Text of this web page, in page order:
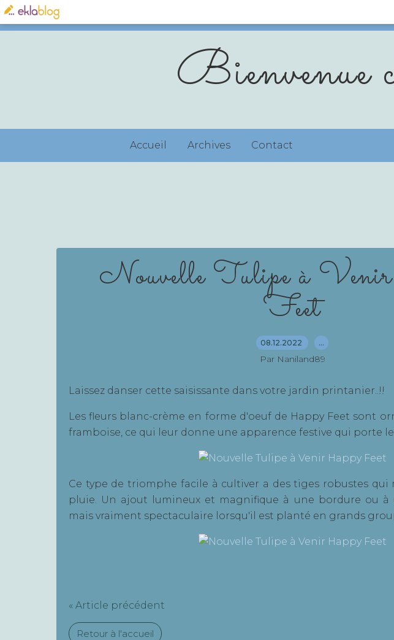
Bienvenue
Accueil Archives Contact
Nouvelle Tulipe à
Feet
08.12.2022 …
Par Naniland89
Laissez danser cette saisissante dans votre jardin printanier..!!
Les fleurs blanc-crème en forme d'oeuf de Happy Feet sont
framboise, ce qui leur donne une apparence festive qui porte
Ce type de triomphe facile à cultiver a des tiges robustes qui
pluie. Un ajout lumineux et magnifique à une bordure ou
mais vraiment spectaculaire lorsqu'il est planté en grands
« Article précédent
Retour à l'accueil